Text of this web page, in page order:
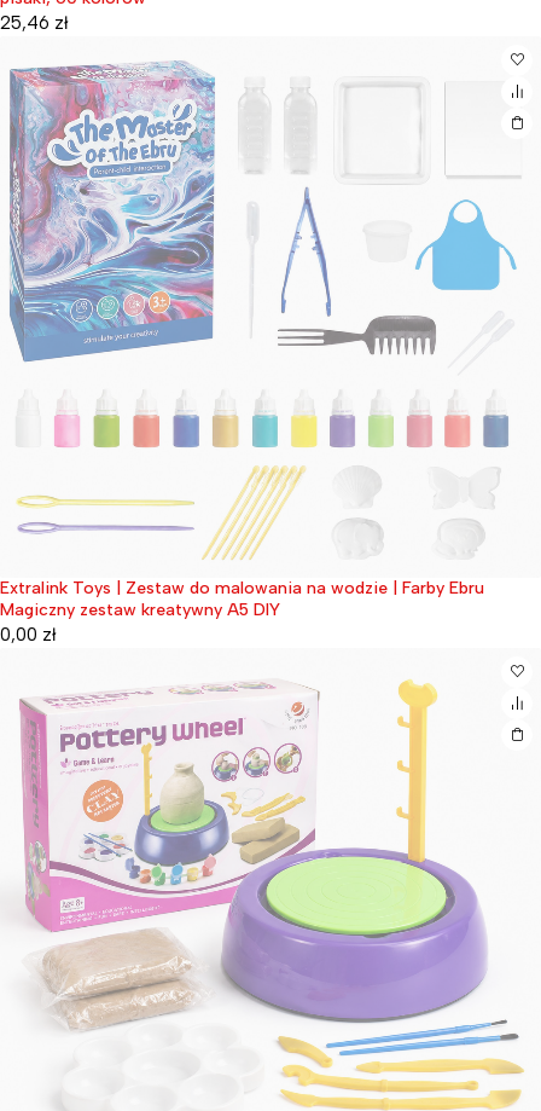
25,46 zł
Wyprzedane
Extralink Toys | Zestaw do malowania na wodzie | Farby Ebru
Magiczny zestaw kreatywny A5 DIY
0,00 zł